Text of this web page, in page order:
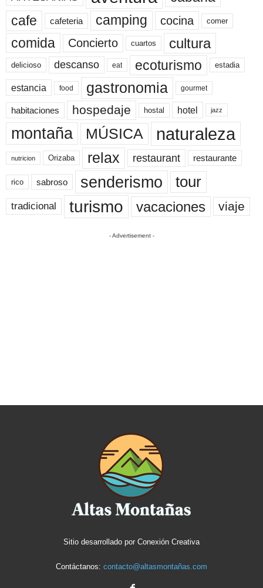
cafe
cafeteria camping cocina comer
comida Concierto cuartos cultura
delicioso descanso eat ecoturismo estadia
estancia food gastronomia gourmet
habitaciones hospedaje hostal hotel jazz
montaña MÚSICA naturaleza
nutricion Orizaba relax restaurant restaurante
rico sabroso senderismo tour
tradicional turismo vacaciones viaje
- Advertisement -
Sitio desarrollado por Conexión Creativa
Contáctanos: contacto@altasmontañas.com